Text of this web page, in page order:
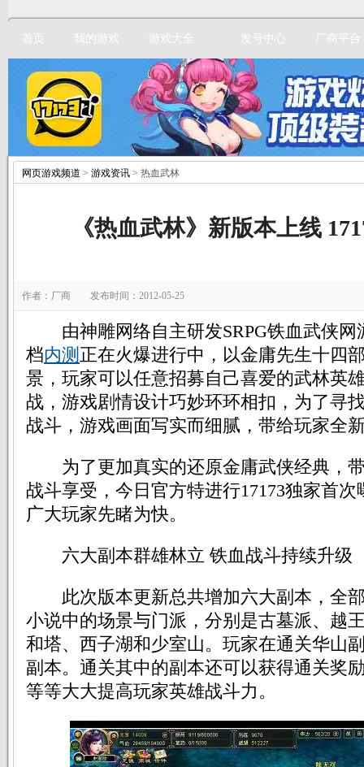
首页 我的游戏 游戏大全 发号中心 厂商平台
网页游戏频道 > 游戏资讯 > 热血武林
《热血武林》新版本上线
作者：厂商 发布时间：2012-05-25
由神雕网络自主研发SRPG铁血武侠网
档内测 正在火爆进行中，以金庸先生十四
景，玩家可以任意招募自己喜爱的武林英
战，游戏剧情设计巧妙环环相扣，为了寻
战斗，游戏画面写实而细腻，带给玩家全
为了更加真实的还原金庸武侠经典，
战斗享受，今日官方特进行17173独家首
广大玩家先睹为快。
六大副本群雄林立 铁血战斗持续升级
此次版本更新总共增加六大副本，全
小说中的场景与门派，分别是古墓派、越
和塔、西子湖和少室山。玩家在通关华山
副本。通关其中的副本还可以获得通关奖
等等大大提高玩家英雄战斗力。
立即注册